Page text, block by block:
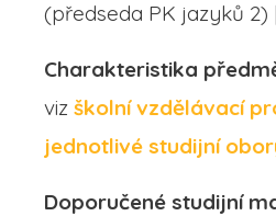
(předseda PK jazyků 2) |
Charakteristika
viz školní vzdělávací
jednotlivé studijní
Doporučené studijní